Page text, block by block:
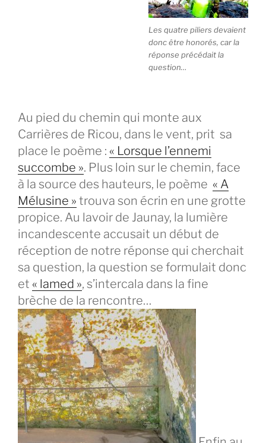
Les quatre piliers devaient
donc être honorés, car la
réponse précédait la
question…
Au pied du chemin qui monte aux
Carrières de Ricou, dans le vent, prit sa
place le poème : « Lorsque l’ennemi
succombe ». Plus loin sur le chemin, face
à la source des hauteurs, le poème « A
Mélusine » trouva son écrin en une grotte
propice. Au lavoir de Jaunay, la lumière
incandescente accusait un début de
réception de notre réponse qui cherchait
sa question, la question se formulait donc
et « lamed », s’intercala dans la fine
brèche de la rencontre…